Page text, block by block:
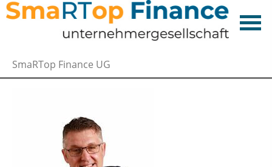
SmaRTop Finance UG